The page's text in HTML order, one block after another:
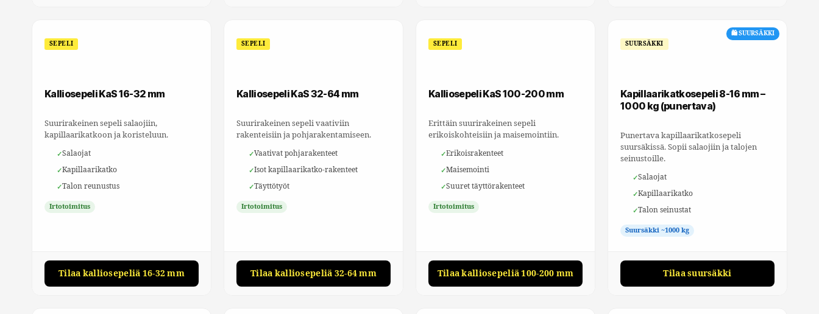
SEPELI
Kalliosepeli KaS 16-32 mm
Suurirakeinen sepeli salaojiin,
kapillaarikatkoon ja koristeluun.
Salaojat
Kapillaarikatko
Talon reunustus
Irtotoimitus
Tilaa kalliosepeliä 16-32 mm
SEPELI
Kalliosepeli KaS 32-64 mm
Suurirakeinen sepeli vaativiin
rakenteisiin ja pohjarakentamiseen.
Vaativat pohjarakenteet
Isot kapillaarikatko-rakenteet
Täyttötyöt
Irtotoimitus
Tilaa kalliosepeliä 32-64 mm
SEPELI
Kalliosepeli KaS 100-200 mm
Erittäin suurirakeinen sepeli
erikoiskohteisiin ja maisemointiin.
Erikoisrakenteet
Maisemointi
Suuret täyttörakenteet
Irtotoimitus
Tilaa kalliosepeliä 100-200 mm
🛍️ SUURSÄKKI
SUURSÄKKI
Kapillaarikatkosepeli 8-16 mm –
1000 kg (punertava)
Punertava kapillaarikatkosepeli
suursäkissä. Sopii salaojiin ja talojen
seinustoille.
Salaojat
Kapillaarikatko
Talon seinustat
Suursäkki ~1000 kg
Tilaa suursäkki